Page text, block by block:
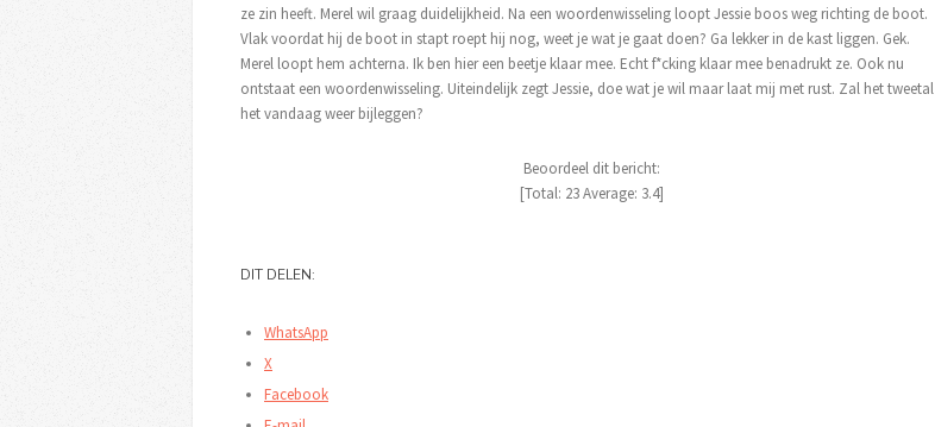
ze zin heeft. Merel wil graag duidelijkheid. Na een woordenwisseling loopt Jessie boos weg richting de boot.
Vlak voordat hij de boot in stapt roept hij nog, weet je wat je gaat doen? Ga lekker in de kast liggen. Gek.
Merel loopt hem achterna. Ik ben hier een beetje klaar mee. Echt f*cking klaar mee benadrukt ze. Ook nu
ontstaat een woordenwisseling. Uiteindelijk zegt Jessie, doe wat je wil maar laat mij met rust. Zal het tweetal
het vandaag weer bijleggen?
Beoordeel dit bericht:
[Total: 23Average: 3.4]
DIT DELEN:
WhatsApp
X
Facebook